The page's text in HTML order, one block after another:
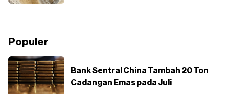
Populer
Bank Sentral China Tambah 20 Ton
Cadangan Emas pada Juli